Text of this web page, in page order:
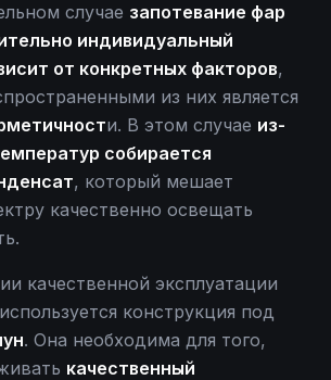
случае запотевание фар
индивидуальный
от конкретных факторов,
из них является
и. В этом случае из-
собирается
, который мешает
качественно освещать
качественной эксплуатации
конструкция под
. Она необходима для того,
качественный